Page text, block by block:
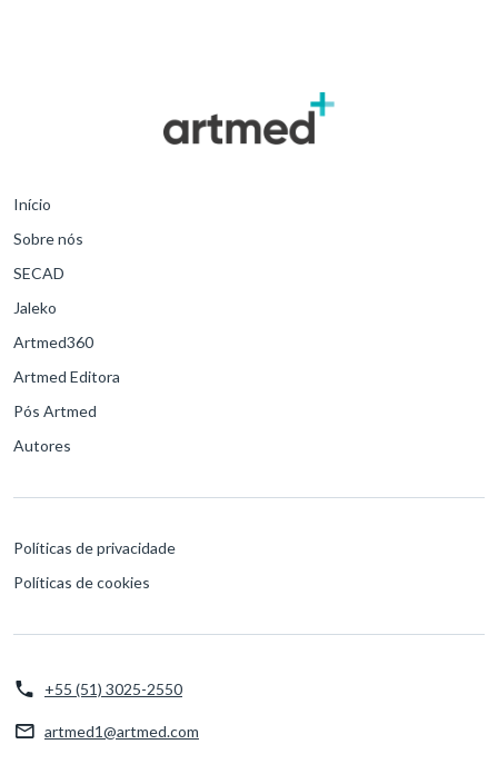
Início
Sobre nós
SECAD
Jaleko
Artmed360
Artmed Editora
Pós Artmed
Autores
Políticas de privacidade
Políticas de cookies
+55 (51) 3025-2550
artmed1@artmed.com